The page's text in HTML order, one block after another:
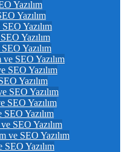
Yazılım
Yazılım
Yazılım
Yazılım
Yazılım
SEO Yazılım
SEO Yazılım
Yazılım
SEO Yazılım
SEO Yazılım
Yazılım
SEO Yazılım
ve SEO Yazılım
Yazılım